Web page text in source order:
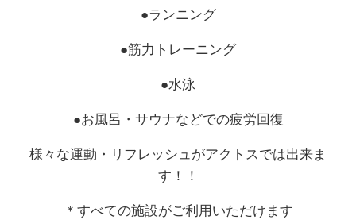
●ランニング
●筋力トレーニング
●水泳
●お風呂・サウナなどでの疲労回復
様々な運動・リフレッシュがアクトスでは出来ま
す！！
＊すべての施設がご利用いただけます